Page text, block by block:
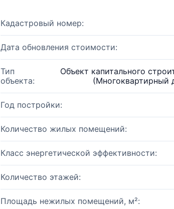
Кадастровый номер:
Дата обновления стоимости:
Тип
объекта:
Объект капитального
Год постройки:
Количество жилых помещений:
Класс энергетической эффективности:
Количество этажей:
Площадь нежилых помещений, м²: